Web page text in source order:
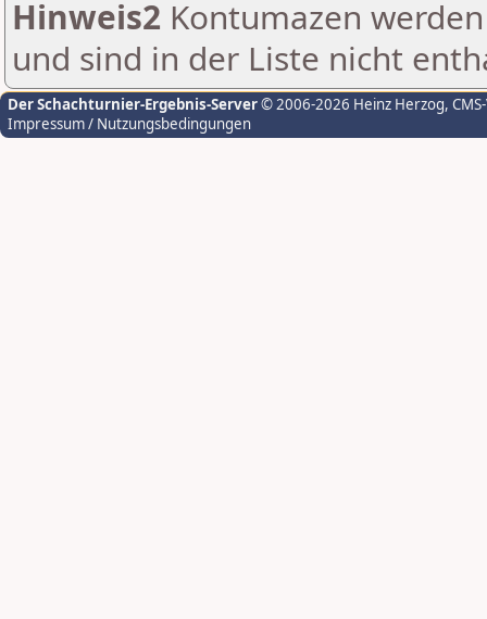
Hinweis2 Kontumazen
und sind in der Liste nicht
Der Schachturnier-Ergebnis-Server© 2006-2026 Heinz Herzog,
Impressum / Nutzungsbedingungen